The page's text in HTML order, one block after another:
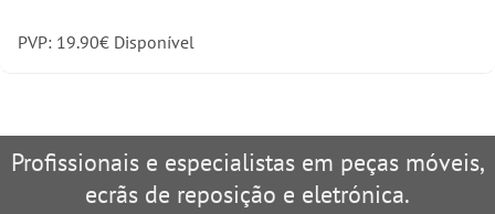
PVP: 19.90€ Disponível
Profissionais e especialistas em peças móveis,
ecrãs de reposição e eletrónica.